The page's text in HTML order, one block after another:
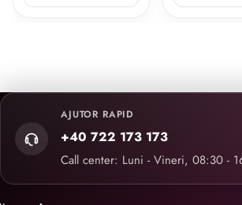
AJUTOR RAPID
+40 722 173 173
Call center: Luni - Vineri, 08:30 -